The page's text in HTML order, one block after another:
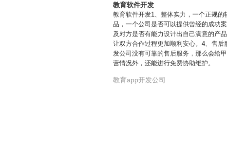
教育软件开发
教育软件开发1、整体实力，一个正规
品，一个公司是否可以提供曾经的成功
及对方是否有能力设计出自己满意的产
让双方合作过程更加顺利安心。4、售
发公司没有可靠的售后服务，那么会给
营情况外，还能进行免费协助维护。
教育app开发公司